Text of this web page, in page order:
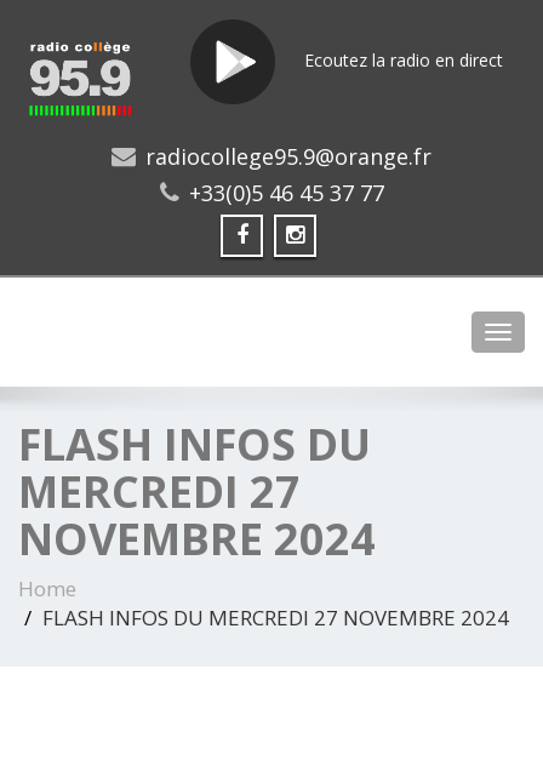
Ecoutez la radio en direct
radiocollege95.9@orange.fr
+33(0)5 46 45 37 77
FLASH INFOS DU
MERCREDI 27
NOVEMBRE 2024
Home
FLASH INFOS DU MERCREDI 27 NOVEMBRE 2024